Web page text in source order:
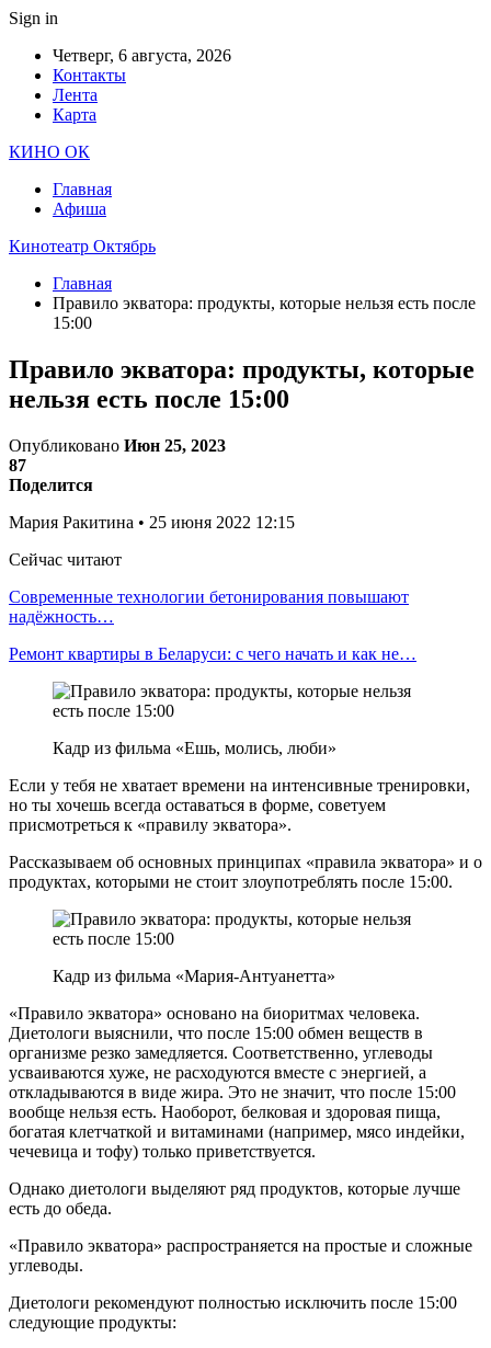
Sign in
Четверг, 6 августа, 2026
Контакты
Лента
Карта
КИНО ОК
Главная
Афиша
Кинотеатр Октябрь
Главная
Правило экватора: продукты, которые нельзя есть после
15:00
Правило экватора: продукты, которые
нельзя есть после 15:00
Опубликовано Июн 25, 2023
87
Поделится
Мария Ракитина • 25 июня 2022 12:15
Сейчас читают
Современные технологии бетонирования повышают
надёжность…
Ремонт квартиры в Беларуси: с чего начать и как не…
Кадр из фильма «Ешь, молись, люби»
Если у тебя не хватает времени на интенсивные тренировки,
но ты хочешь всегда оставаться в форме, советуем
присмотреться к «правилу экватора».
Рассказываем об основных принципах «правила экватора» и о
продуктах, которыми не стоит злоупотреблять после 15:00.
Кадр из фильма «Мария-Антуанетта»
«Правило экватора» основано на биоритмах человека.
Диетологи выяснили, что после 15:00 обмен веществ в
организме резко замедляется. Соответственно, углеводы
усваиваются хуже, не расходуются вместе с энергией, а
откладываются в виде жира. Это не значит, что после 15:00
вообще нельзя есть. Наоборот, белковая и здоровая пища,
богатая клетчаткой и витаминами (например, мясо индейки,
чечевица и тофу) только приветствуется.
Однако диетологи выделяют ряд продуктов, которые лучше
есть до обеда.
«Правило экватора» распространяется на простые и сложные
углеводы.
Диетологи рекомендуют полностью исключить после 15:00
следующие продукты: